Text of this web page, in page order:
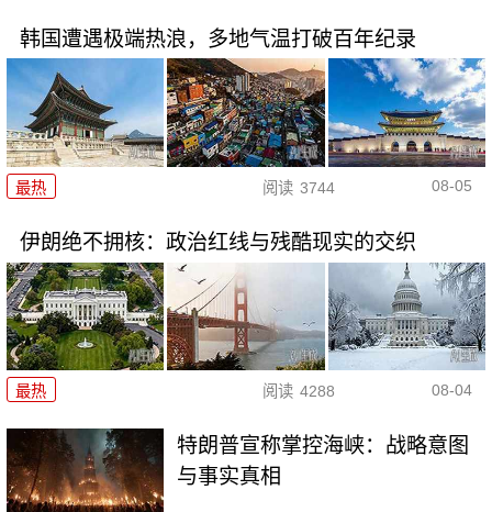
韩国遭遇极端热浪，多地气温打破百年纪录
最热 阅读 3744 08-05
伊朗绝不拥核：政治红线与残酷现实的交织
最热 阅读 4288 08-04
特朗普宣称掌控海峡：战略意图
与事实真相